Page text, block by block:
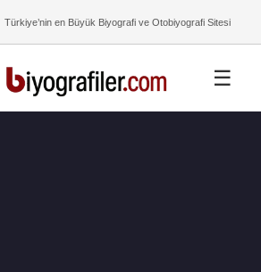
Türkiye’nin en Büyük Biyografi ve Otobiyografi Sitesi
☰